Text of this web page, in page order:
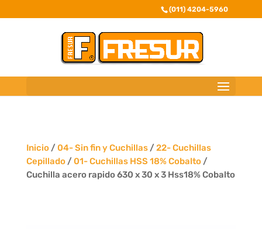
(011) 4204-5960
Inicio/ 04- Sin fin y Cuchillas/ 22- Cuchillas
Cepillado/ 01- Cuchillas HSS 18% Cobalto/
Cuchilla acero rapido 630 x 30 x 3 Hss18% Cobalto